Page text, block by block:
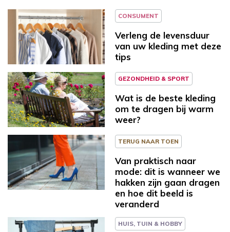
CONSUMENT
Verleng de levensduur
van uw kleding met deze
tips
GEZONDHEID & SPORT
Wat is de beste kleding
om te dragen bij warm
weer?
TERUG NAAR TOEN
Van praktisch naar
mode: dit is wanneer we
hakken zijn gaan dragen
en hoe dit beeld is
veranderd
HUIS, TUIN & HOBBY